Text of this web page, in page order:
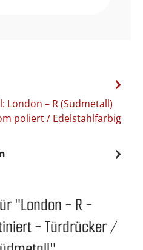
London – R (Südmetall)
poliert / Edelstahlfarbig
"London - R -
- Türdrücker /